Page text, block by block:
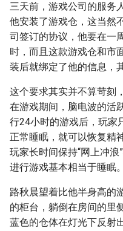
三天前，游戏公司的服务
他安装了游戏仓，这当然
司签订的协议，他要在一
时，而且这款游戏仓和市
装后就绑定了他的信息，
这个要求其实并不算苛刻
在游戏期间，脑电波的活
行24小时的游戏后，玩家
正常睡眠，就可以恢复精
玩家长时间保持“网上冲
进行游戏基本相当于睡眠。
路秋晨望着比他半身高的
的柜台，躺倒在房间的里
蓝色的仓体在灯光下反射